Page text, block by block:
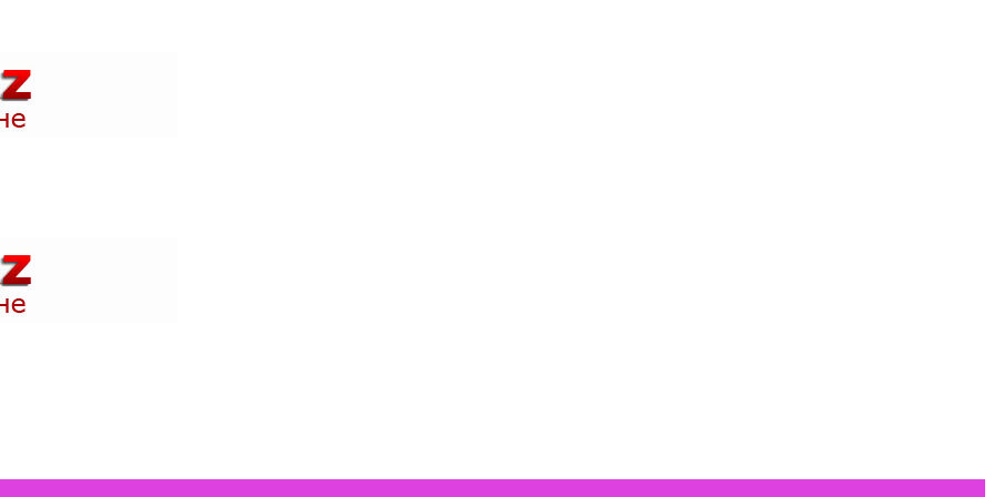
в магазинах вашего города и быть в курсе где проходят новые акции и скидки.
в магазинах вашего города и быть в курсе где проходят новые акции и скидки.